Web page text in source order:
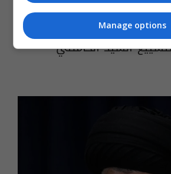
المشهد.. حضور دولي
السيد الخامنئي
Manage options